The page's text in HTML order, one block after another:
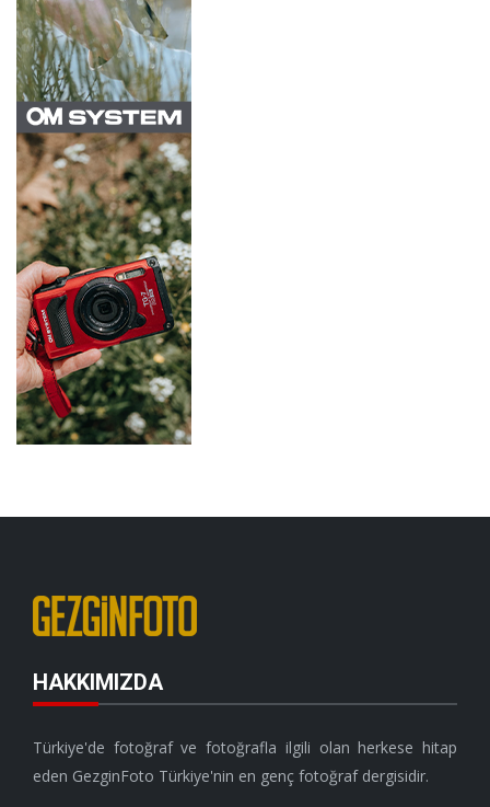
HAKKIMIZDA
Türkiye'de fotoğraf ve fotoğrafla ilgili olan herkese hitap
eden GezginFoto Türkiye'nin en genç fotoğraf dergisidir.